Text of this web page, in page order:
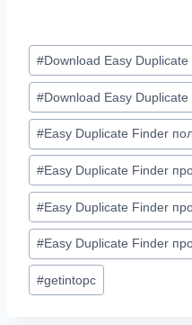
Метки
записи:
#Download Easy
#Download Easy
#Easy Duplicate Finder
#Easy Duplicate Finder
#Easy Duplicate Finder
#Easy Duplicate Finder
#getintopc